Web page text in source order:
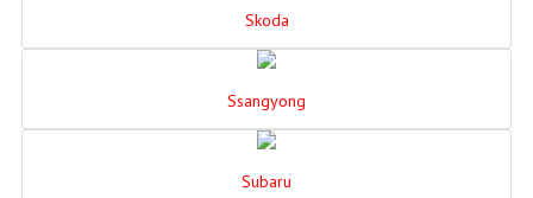
Skoda
Ssangyong
Subaru